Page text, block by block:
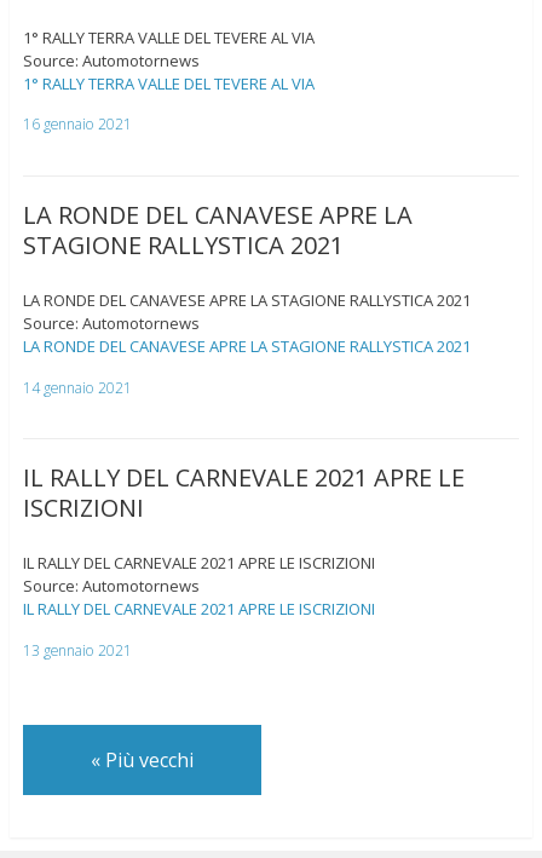
1° RALLY TERRA VALLE DEL TEVERE AL VIA
Source: Automotornews
1° RALLY TERRA VALLE DEL TEVERE AL VIA
16 gennaio 2021
LA RONDE DEL CANAVESE APRE LA
STAGIONE RALLYSTICA 2021
LA RONDE DEL CANAVESE APRE LA STAGIONE RALLYSTICA 2021
Source: Automotornews
LA RONDE DEL CANAVESE APRE LA STAGIONE RALLYSTICA 2021
14 gennaio 2021
IL RALLY DEL CARNEVALE 2021 APRE LE
ISCRIZIONI
IL RALLY DEL CARNEVALE 2021 APRE LE ISCRIZIONI
Source: Automotornews
IL RALLY DEL CARNEVALE 2021 APRE LE ISCRIZIONI
13 gennaio 2021
«Più vecchi